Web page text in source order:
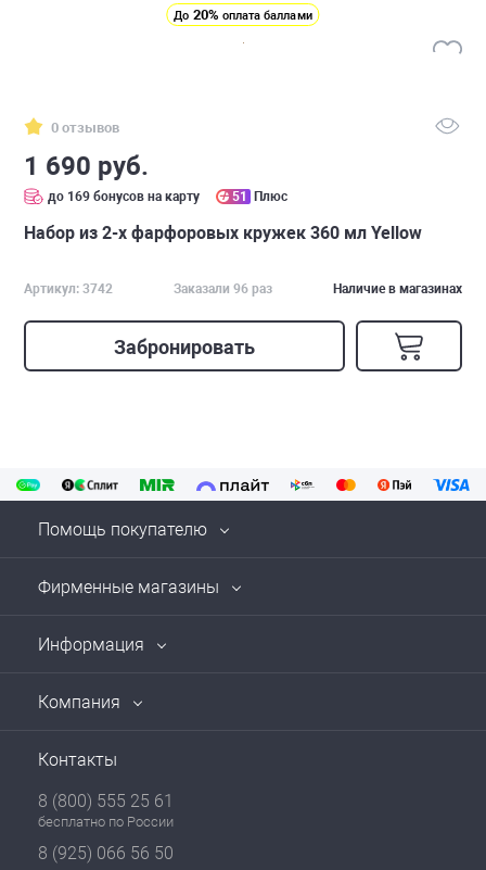
До 20% оплата баллами
0 отзывов
1 690 руб.
до 169 бонусов на карту 51 Плюс
Набор из 2-х фарфоровых кружек 360 мл Yellow
Артикул: 3742 Заказали 96 раз Наличие в магазинах
Забронировать
Помощь покупателю
Фирменные магазины
Информация
Компания
Контакты
8 (800) 555 25 61
бесплатно по России
8 (925) 066 56 50